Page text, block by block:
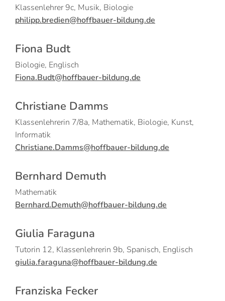
Klassenlehrer 9c, Musik, Biologie
philipp.bredien@hoffbauer-bildung.de
Fiona Budt
Biologie, Englisch
Fiona.Budt@hoffbauer-bildung.de
Christiane Damms
Klassenlehrerin 7/8a, Mathematik, Biologie, Kunst,
Informatik
Christiane.Damms@hoffbauer-bildung.de
Bernhard Demuth
Mathematik
Bernhard.Demuth@hoffbauer-bildung.de
Giulia Faraguna
Tutorin 12, Klassenlehrerin 9b, Spanisch, Englisch
giulia.faraguna@hoffbauer-bildung.de
Franziska Fecker